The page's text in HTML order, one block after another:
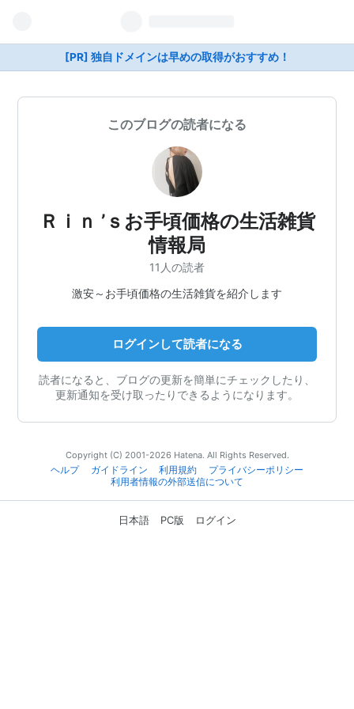
[PR] 独自ドメインは早めの取得がおすすめ！
このブログの読者になる
Ｒｉｎ ’ｓお手頃価格の生活雑貨
情報局
11人の読者
激安～お手頃価格の生活雑貨を紹介します
ログインして読者になる
読者になると、ブログの更新を簡単にチェックしたり、
更新通知を受け取ったりできるようになります。
Copyright (C) 2001-2026 Hatena. All Rights Reserved.
ヘルプ
ガイドライン 利用規約
プライバシーポリシー
利用者情報の外部送信について
日本語 PC版 ログイン